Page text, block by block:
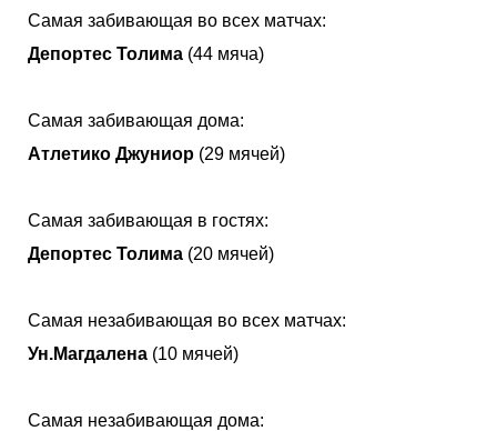
Самая забивающая во всех матчах:
Депортес Толима (44 мяча)
Самая забивающая дома:
Атлетико Джуниор (29 мячей)
Самая забивающая в гостях:
Депортес Толима (20 мячей)
Самая незабивающая во всех матчах:
Ун.Магдалена (10 мячей)
Самая незабивающая дома: